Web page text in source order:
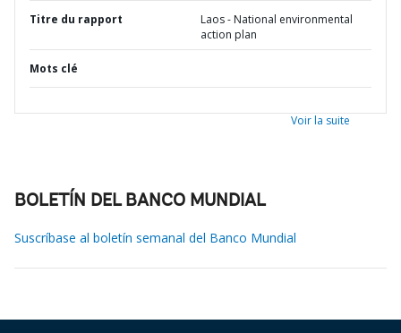
Titre du rapport
Laos - National environmental
action plan
Mots clé
Voir la suite
BOLETÍN DEL BANCO MUNDIAL
Suscríbase al boletín semanal del Banco Mundial